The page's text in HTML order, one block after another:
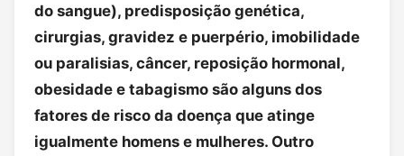
do sangue), predisposição genética,
cirurgias, gravidez e puerpério, imobilidade
ou paralisias, câncer, reposição hormonal,
obesidade e tabagismo são alguns dos
fatores de risco da doença que atinge
igualmente homens e mulheres. Outro